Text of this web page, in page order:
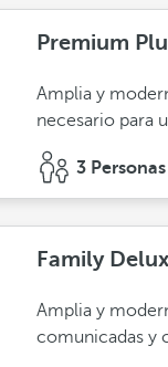
Premium
Amplia y
necesario para
3 Personas
Family
Amplia y
comunicadas y